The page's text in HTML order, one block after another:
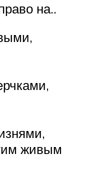
на..
живым